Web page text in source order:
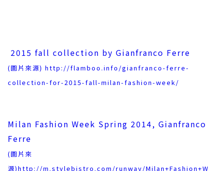
2015 fall collection by Gianfranco Ferre
(圖片來源) http://flamboo.info/gianfranco-ferre-
collection-for-2015-fall-milan-fashion-week/
Milan Fashion Week Spring 2014, Gianfranco
Ferre
(圖片來
源)http://m.stylebistro.com/runway/Milan+Fashion+W